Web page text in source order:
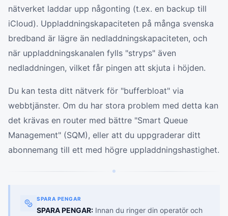
nätverket laddar upp någonting (t.ex. en backup till
iCloud). Uppladdningskapaciteten på många svenska
bredband är lägre än nedladdningskapaciteten, och
när uppladdningskanalen fylls "stryps" även
nedladdningen, vilket får pingen att skjuta i höjden.
Du kan testa ditt nätverk för "bufferbloat" via
webbtjänster. Om du har stora problem med detta kan
det krävas en router med bättre "Smart Queue
Management" (SQM), eller att du uppgraderar ditt
abonnemang till ett med högre uppladdningshastighet.
SPARA PENGAR
SPARA PENGAR: Innan du ringer din operatör och